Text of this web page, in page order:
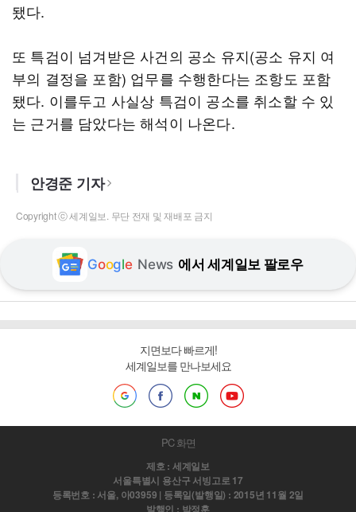
됐다.
또 특검이 넘겨받은 사건의 공소 유지(공소 유지 여
부의 결정을 포함) 업무를 수행한다는 조항도 포함
됐다. 이를두고 사실상 특검이 공소를 취소할 수 있
는 근거를 담았다는 해석이 나온다.
안경준 기자
Copyright ⓒ 세계일보. 무단 전재 및 재배포 금지
Google News 에서 세계일보 팔로우
지면보다 빠르게!
세계일보를 만나보세요
PC 화면
제호 : 세계일보
서울특별시 용산구 서빙고로 17
등록번호 : 서울, 아03959 | 등록일(발행일) : 2015년 11월 2일
발행인 : 박정훈